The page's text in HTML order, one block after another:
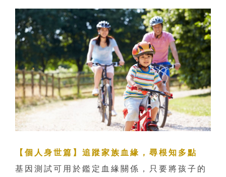
【個人身世篇】追蹤家族血緣，尋根知多點
基因測試可用於鑑定血緣關係，只要將孩子的